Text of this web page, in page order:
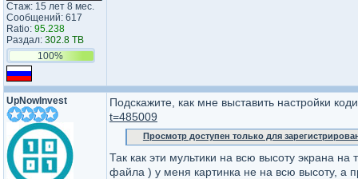
Стаж: 15 лет 8 мес.
Сообщений: 617
Ratio: 95.238
Раздал: 302.8 TB
100%
UpNowInvest
Подскажите, как мне выставить настройки
t=485009
Просмотр доступен только для
Так как эти мультики на всю высоту экрана
файла ) у меня картинка не на всю высоту, а